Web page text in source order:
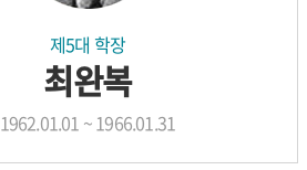
제5대 학장
최완복
1962.01.01 ~ 1966.01.31